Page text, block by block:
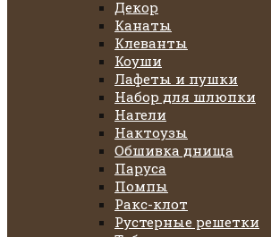
Декор
Канаты
Клеванты
Коуши
Лафеты и пушки
Набор для шлюпки
Нагели
Нактоузы
Обшивка днища
Паруса
Помпы
Ракс-клот
Рустерные решетки